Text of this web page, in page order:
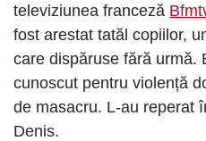
televiziunea franceză
fost arestat tatăl copiilor,
care dispăruse fără urmă.
cunoscut pentru violență
de masacru. L-au reperat
Denis.